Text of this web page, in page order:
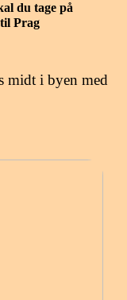
du tage på
Prag
midt i byen med